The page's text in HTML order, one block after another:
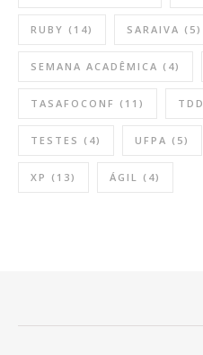
RUBY (14) SARAIVA (5)
SEMANA ACADÊMICA (4)
TASAFOCONF (11) TDD
TESTES (4) UFPA (5)
XP (13) ÁGIL (4)